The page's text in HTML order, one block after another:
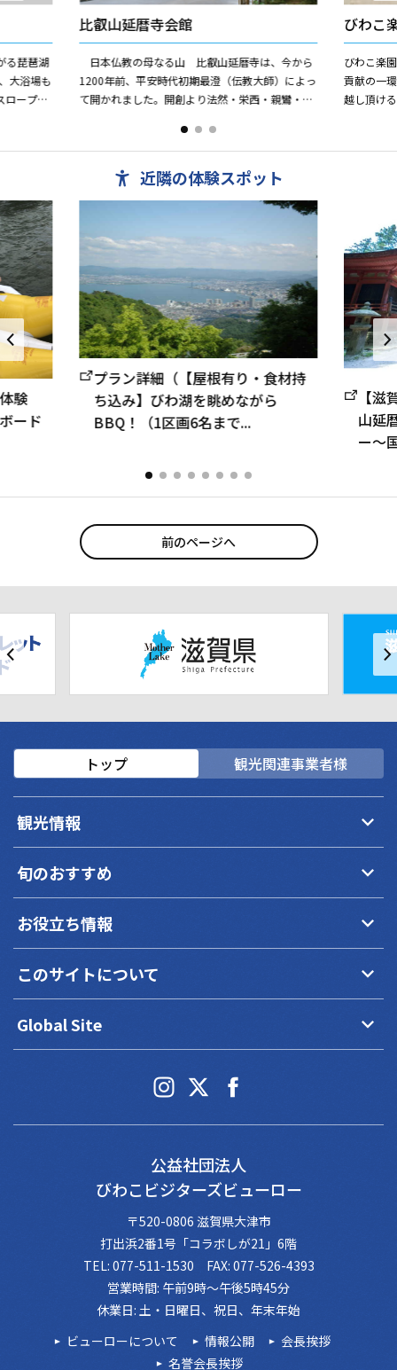
る琵琶湖
大浴場も
ロープ完
比叡山延暦寺会館
日本仏教の母なる山 比叡山延暦寺は、今から
1200年前、平安時代初期最澄（伝教大師）によっ
て開かれました。開創より法然・栄西・親鸞・道
的役割をはたして来ま...
びわこ
びわこ楽
貢献の一
越し頂け
近隣の体験スポット
験
ード
プラン詳細（【屋根有り・食材持
ち込み】びわ湖を眺めながら
BBQ！（1区画6名まで...
【
山延
ー～
前のページへ
トップ 観光関連事業者様
観光情報 keyboard_arrow_down
旬のおすすめ keyboard_arrow_down
お役立ち情報 keyboard_arrow_down
このサイトについて keyboard_arrow_down
Global Site keyboard_arrow_down
公益社団法人
びわこビジターズビューロー
〒520-0806 滋賀県大津市
打出浜2番1号「コラボしが21」6階
TEL: 077-511-1530 FAX: 077-526-4393
営業時間: 午前9時～午後5時45分
休業日: 土・日曜日、祝日、年末年始
ビューローについて
情報公開
会長挨拶
名誉会長挨拶